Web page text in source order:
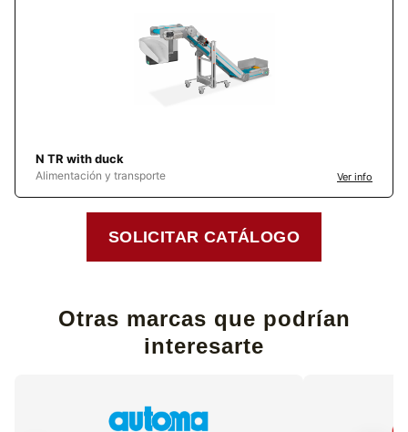
N TR with duck
Alimentación y transporte Ver info
SOLICITAR CATÁLOGO
Otras marcas que podrían
interesarte